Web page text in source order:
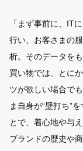
「まず事前に、IT
行い、お客さまの
析。そのデータを
買い物では、とに
ツが欲しい場合で
ま自身が“壁打ち”
とで、着心地や与
ブランドの歴史や